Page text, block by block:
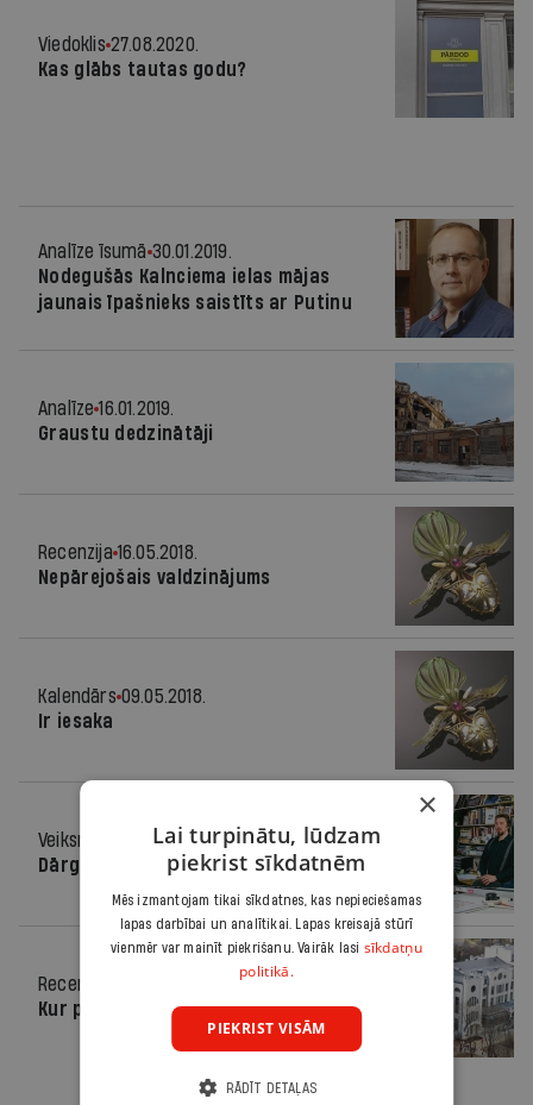
Viedoklis 27.08.2020.
Kas glābs tautas godu?
Analīze īsumā 30.01.2019.
Nodegušās Kalnciema ielas mājas
jaunais īpašnieks saistīts ar Putinu
Analīze 16.01.2019.
Graustu dedzinātāji
Recenzija 16.05.2018.
Nepārejošais valdzinājums
Kalendārs 09.05.2018.
Ir iesaka
Veiksme
29.04.2015.
Dārgumu atklājēji
Recenzija
Kur palicis Dombrovskis?
×
Lai turpinātu, lūdzam
piekrist sīkdatnēm
Mēs izmantojam tikai sīkdatnes, kas nepieciešamas
lapas darbībai un analītikai. Lapas kreisajā stūrī
vienmēr var mainīt piekrišanu. Vairāk lasi sīkdatņu
politikā.
PIEKRIST VISĀM
RĀDĪT DETAĻAS